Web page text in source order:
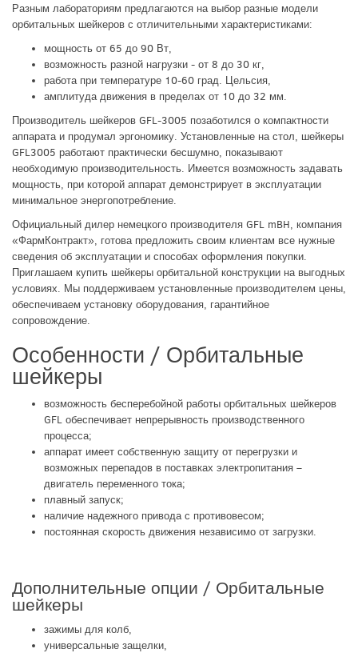
Разным лабораториям предлагаются на выбор разные модели
орбитальных шейкеров с отличительными характеристиками:
мощность от 65 до 90 Вт,
возможность разной нагрузки - от 8 до 30 кг,
работа при температуре 10-60 град. Цельсия,
амплитуда движения в пределах от 10 до 32 мм.
Производитель шейкеров GFL-3005 позаботился о компактности
аппарата и продумал эргономику. Установленные на стол, шейкеры
GFL3005 работают практически бесшумно, показывают
необходимую производительность. Имеется возможность задавать
мощность, при которой аппарат демонстрирует в эксплуатации
минимальное энергопотребление.
Официальный дилер немецкого производителя GFL mBH, компания
«ФармКонтракт», готова предложить своим клиентам все нужные
сведения об эксплуатации и способах оформления покупки.
Приглашаем купить шейкеры орбитальной конструкции на выгодных
условиях. Мы поддерживаем установленные производителем цены,
обеспечиваем установку оборудования, гарантийное
сопровождение.
Особенности / Орбитальные
шейкеры
возможность бесперебойной работы орбитальных шейкеров
GFL обеспечивает непрерывность производственного
процесса;
аппарат имеет собственную защиту от перегрузки и
возможных перепадов в поставках электропитания –
двигатель переменного тока;
плавный запуск;
наличие надежного привода с противовесом;
постоянная скорость движения независимо от загрузки.
Дополнительные опции / Орбитальные
шейкеры
зажимы для колб,
универсальные защелки,